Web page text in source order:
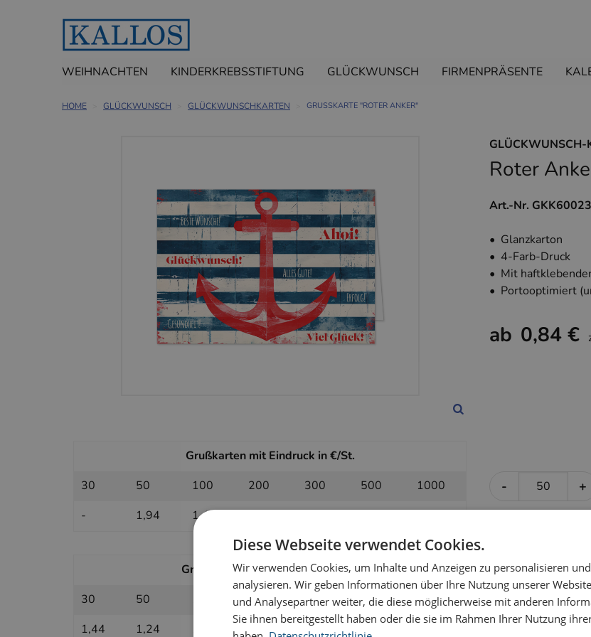
WEIHNACHTEN
KINDERKREBSSTIFTUNG GLÜCKWUNSCH FIRMENPRÄSENTE
HOME GLÜCKWUNSCH GLÜCKWUNSCHKARTEN GRUSSKARTE "ROTER ANKER"
GLÜCKWUNSCH-
Roter
Art.-Nr.
• Glanzkarton
• 4-Farb-Druck
• Mit
• Portooptimiert
ab 0,84 €
Grußkarten mit Eindruck in €/St.
30
50 100 200 300 500
1000
-
1,94 1,45
- +
Grußkarten ohne Eindruck in €/St.
30
50 200 300 500
1000
1,44
1,24 0,94 0,90 0,88
- +
Diese Webseite verwendet Cookies.
Wir verwenden Cookies, um Inhalte und Anzeigen zu personalisieren
analysieren. Wir geben Informationen über Ihre Nutzung unserer
und Analysepartner weiter, die diese möglicherweise mit anderen
Sie ihnen bereitgestellt haben oder die sie im Rahmen Ihrer Nutzung